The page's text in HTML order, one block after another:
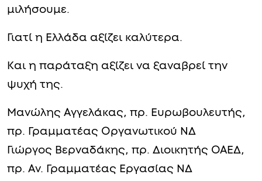
μιλήσουμε.
Γιατί η Ελλάδα αξίζει καλύτερα.
Και η παράταξη αξίζει να ξαναβρεί την
ψυχή της.
Μανώλης Αγγελάκας, πρ. Ευρωβουλευτής,
πρ. Γραμματέας Οργανωτικού ΝΔ
Γιώργος Βερναδάκης, πρ. Διοικητής ΟΑΕΔ,
πρ. Αν. Γραμματέας Εργασίας ΝΔ